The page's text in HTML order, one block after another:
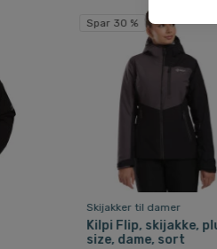
Spar 30 %
Skijakker til damer
Kilpi Flip, skijakke,
size, dame, sort